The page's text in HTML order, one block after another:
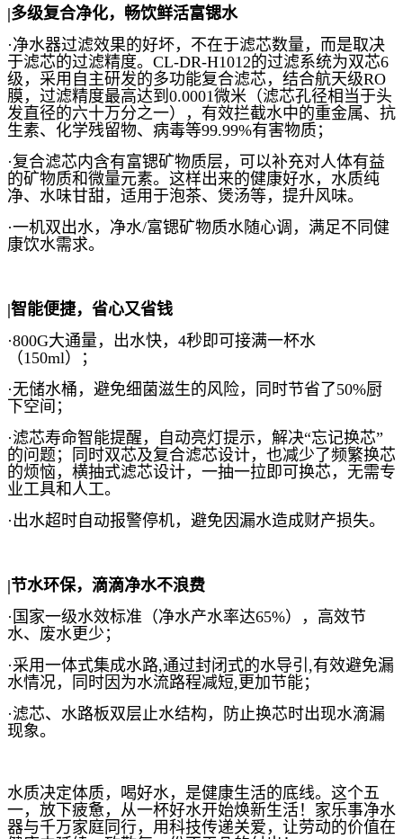
|多级复合净化，畅饮鲜活富锶水
·净水器过滤效果的好坏，不在于滤芯数量，而是取决
于滤芯的过滤精度。CL-DR-H1012的过滤系统为双芯6
级，采用自主研发的多功能复合滤芯，结合航天级RO
膜，过滤精度最高达到0.0001微米（滤芯孔径相当于头
发直径的六十万分之一），有效拦截水中的重金属、抗
生素、化学残留物、病毒等99.99%有害物质；
·复合滤芯内含有富锶矿物质层，可以补充对人体有益
的矿物质和微量元素。这样出来的健康好水，水质纯
净、水味甘甜，适用于泡茶、煲汤等，提升风味。
·一机双出水，净水/富锶矿物质水随心调，满足不同健
康饮水需求。
|智能便捷，省心又省钱
·800G大通量，出水快，4秒即可接满一杯水
（150ml）；
·无储水桶，避免细菌滋生的风险，同时节省了50%厨
下空间；
·滤芯寿命智能提醒，自动亮灯提示，解决“忘记换芯”
的问题；同时双芯及复合滤芯设计，也减少了频繁换芯
的烦恼，横抽式滤芯设计，一抽一拉即可换芯，无需专
业工具和人工。
·出水超时自动报警停机，避免因漏水造成财产损失。
|节水环保，滴滴净水不浪费
·国家一级水效标准（净水产水率达65%），高效节
水、废水更少；
·采用一体式集成水路,通过封闭式的水导引,有效避免漏
水情况，同时因为水流路程减短,更加节能；
·滤芯、水路板双层止水结构，防止换芯时出现水滴漏
现象。
水质决定体质，喝好水，是健康生活的底线。这个五
一，放下疲惫，从一杯好水开始焕新生活！家乐事净水
器与千万家庭同行，用科技传递关爱，让劳动的价值在